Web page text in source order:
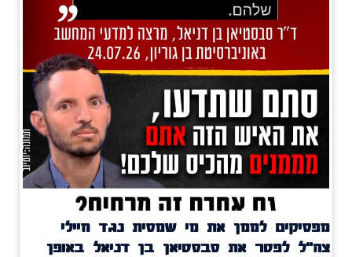
מפסיקים לממן את מי שמסית נגד חיילי
צה"ל לפטר את סבסטיאן בן דניאל באופן